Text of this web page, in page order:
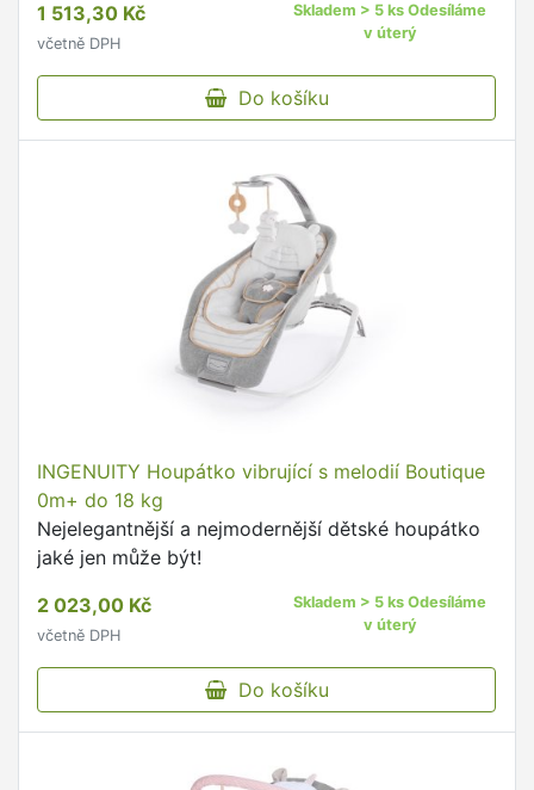
1 513,30 Kč
včetně DPH
Skladem > 5 ks Odesíláme
v úterý
Do košíku
INGENUITY Houpátko vibrující s melodií Boutique
0m+ do 18 kg
Nejelegantnější a nejmodernější dětské houpátko
jaké jen může být!
2 023,00 Kč
včetně DPH
Skladem > 5 ks Odesíláme
v úterý
Do košíku